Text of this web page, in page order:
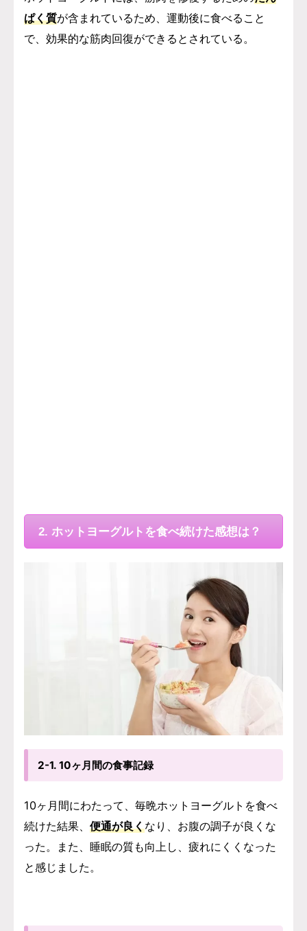
ぱく質が含まれているため、運動後に食べること
で、効果的な筋肉回復ができるとされている。
2. ホットヨーグルトを食べ続けた感想は？
2-1. 10ヶ月間の食事記録
10ヶ月間にわたって、毎晩ホットヨーグルトを食べ
続けた結果、 便通が良くなり、お腹の調子が良くな
った。また、睡眠の質も向上し、疲れにくくなった
と感じました。